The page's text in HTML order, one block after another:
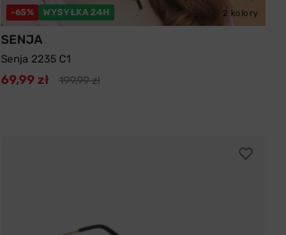
-65% WYSYŁKA 24H 2 kolory
SENJA
Senja 2235 C1
69,99 zł 199,99 zł